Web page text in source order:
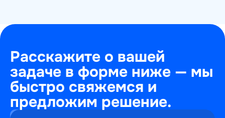
Расскажите о вашей
задаче в форме ниже — мы
быстро свяжемся и
предложим решение.